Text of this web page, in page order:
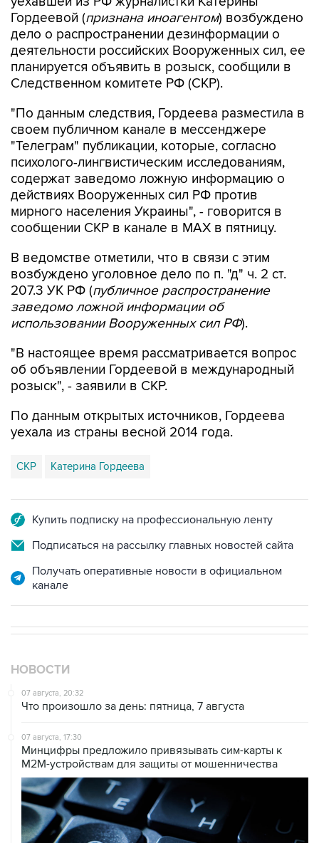
Гордеевой (признана иноагентом) возбуждено
дело о распространении дезинформации о
деятельности российских Вооруженных сил, ее
планируется объявить в розыск, сообщили в
Следственном комитете РФ (СКР).
"По данным следствия, Гордеева разместила в
своем публичном канале в мессенджере
"Телеграм" публикации, которые, согласно
психолого-лингвистическим исследованиям,
содержат заведомо ложную информацию о
действиях Вооруженных сил РФ против
мирного населения Украины", - говорится в
сообщении СКР в канале в MAX в пятницу.
В ведомстве отметили, что в связи с этим
возбуждено уголовное дело по п. "д" ч. 2 ст.
207.3 УК РФ (публичное распространение
заведомо ложной информации об
использовании Вооруженных сил РФ).
"В настоящее время рассматривается вопрос
об объявлении Гордеевой в международный
розыск", - заявили в СКР.
По данным открытых источников, Гордеева
уехала из страны весной 2014 года.
СКР Катерина Гордеева
Купить подписку на профессиональную ленту
Подписаться на рассылку главных новостей сайта
Получать оперативные новости в официальном
канале
НОВОСТИ
07 августа, 20:32
Что произошло за день: пятница, 7 августа
07 августа, 17:30
Минцифры предложило привязывать сим-карты к
M2M-устройствам для защиты от мошенничества